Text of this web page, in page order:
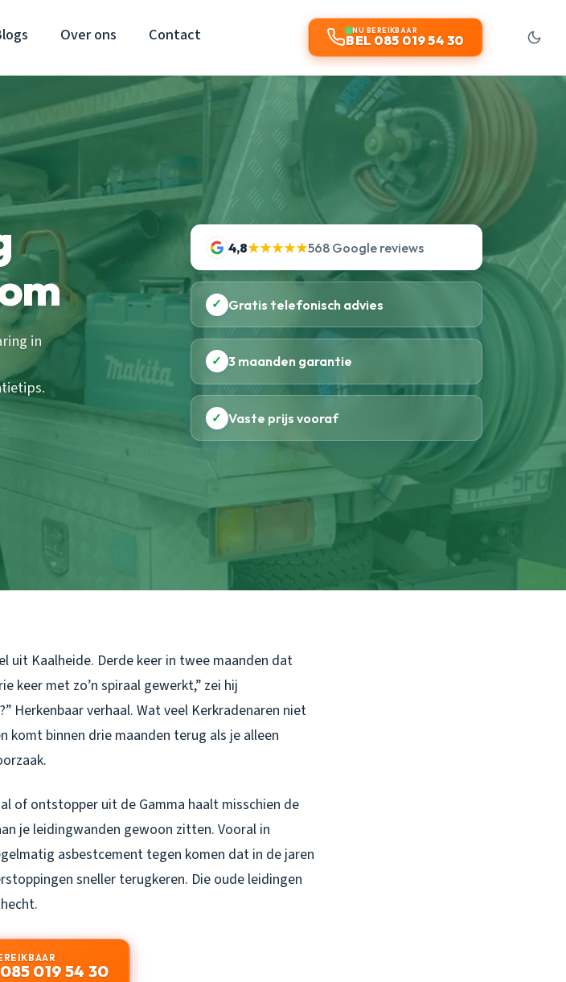
Over ons Contact NU BEREIKBAAR
BEL 085 019 54 30
in
4,8★★★★★568 Google reviews
✓ Gratis telefonisch advies
✓ 3 maanden garantie
✓ Vaste prijs vooraf
uit Kaalheide. Derde keer in twee maanden dat
keer met zo’n spiraal gewerkt,” zei hij
Herkenbaar verhaal. Wat veel Kerkradenaren niet
binnen drie maanden terug als je alleen
of ontstopper uit de Gamma haalt misschien de
je leidingwanden gewoon zitten. Vooral in
asbestcement tegen komen dat in de jaren
sneller terugkeren. Die oude leidingen
019 54 30